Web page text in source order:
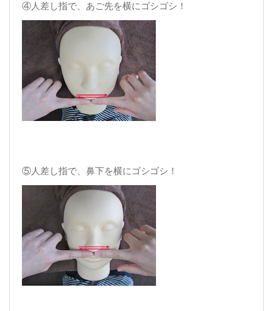
④人差し指で、あご先を横にゴシゴシ！
⑤人差し指で、鼻下を横にゴシゴシ！